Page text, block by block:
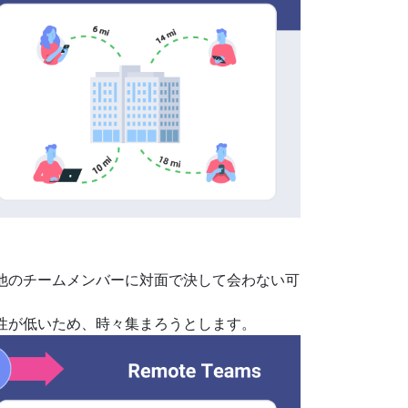
チームメンバーに対面で決して会わない可
低いため、時々集まろうとします。